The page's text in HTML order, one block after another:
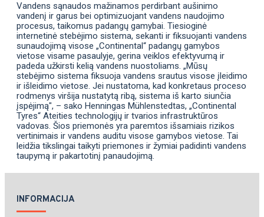
Vandens sąnaudos mažinamos perdirbant aušinimo
vandenį ir garus bei optimizuojant vandens naudojimo
procesus, taikomus padangų gamybai. Tiesioginė
internetinė stebėjimo sistema, sekanti ir fiksuojanti vandens
sunaudojimą visose „Continental“ padangų gamybos
vietose visame pasaulyje, gerina veiklos efektyvumą ir
padeda užkirsti kelią vandens nuostoliams. „Mūsų
stebėjimo sistema fiksuoja vandens srautus visose įleidimo
ir išleidimo vietose. Jei nustatoma, kad konkretaus proceso
rodmenys viršija nustatytą ribą, sistema iš karto siunčia
įspėjimą", – sako Henningas Mühlenstedtas, „Continental
Tyres“ Ateities technologijų ir tvarios infrastruktūros
vadovas. Šios priemonės yra paremtos išsamiais rizikos
vertinimais ir vandens auditu visose gamybos vietose. Tai
leidžia tikslingai taikyti priemones ir žymiai padidinti vandens
taupymą ir pakartotinį panaudojimą.
INFORMACIJA